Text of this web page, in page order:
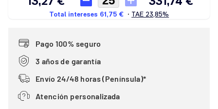
Pago 100% seguro
3 años de garantía
Envío 24/48 horas (Península)*
Atención personalizada